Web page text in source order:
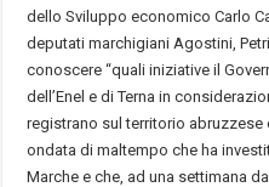
dello Sviluppo economico Carlo
deputati marchigiani Agostini,
conoscere “quali iniziative il
dell’Enel e di Terna in
registrano sul territorio
ondata di maltempo che ha
Marche e che, ad una settimana